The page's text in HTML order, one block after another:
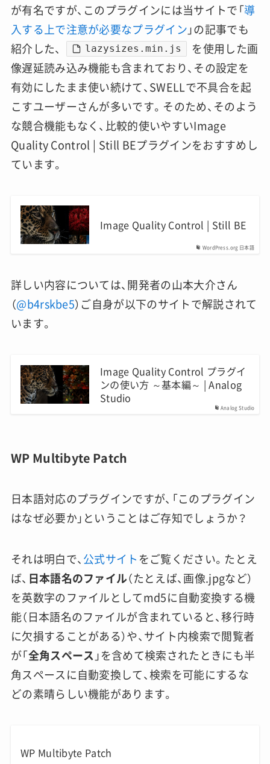
が有名ですが、このプラグインには当サイトで「導
入する上で注意が必要なプラグイン」の記事でも
紹介した、
lazysizes.min.js
を使用した画
像遅延読み込み機能も含まれており、その設定を
有効にしたまま使い続けて、SWELLで不具合を起
こすユーザーさんが多いです。そのため、そのよう
な競合機能もなく、比較的使いやすいImage
Quality Control | Still BEプラグインをおすすめし
ています。
WordPress.org 日本語
Image Quality Control | Still BE
詳しい内容については、開発者の山本大介さん
（@b4rskbe5）ご自身が以下のサイトで解説されて
います。
Analog Studio
Image Quality Control プラグイ
ンの使い方 ～基本編～ | Analog
Studio
WP Multibyte Patch
日本語対応のプラグインですが、「このプラグイン
はなぜ必要か」ということはご存知でしょうか？
それは明白で、公式サイト をご覧ください。たとえ
ば、 日本語名のファイル（たとえば、画像.jpgなど）
を英数字のファイルとしてmd5に自動変換する機
能（日本語名のファイルが含まれていると、移行時
に欠損することがある）や、サイト内検索で閲覧者
が「全角スペース 」を含めて検索されたときにも半
角スペースに自動変換して、検索を可能にするな
どの素晴らしい機能があります。
WP Multibyte Patch